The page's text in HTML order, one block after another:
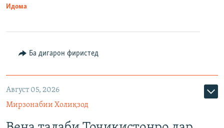
Идома
Ба дигарон фиристед
Август 05, 2026
Мирзонабии Холиқзод